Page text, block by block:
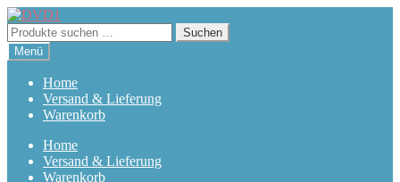
Zur
Navigation
springen
Zum
Inhalt
springen
Suchen
nach:
Suchen
Menü
Home
Versand & Lieferung
Warenkorb
Home
Versand & Lieferung
Warenkorb